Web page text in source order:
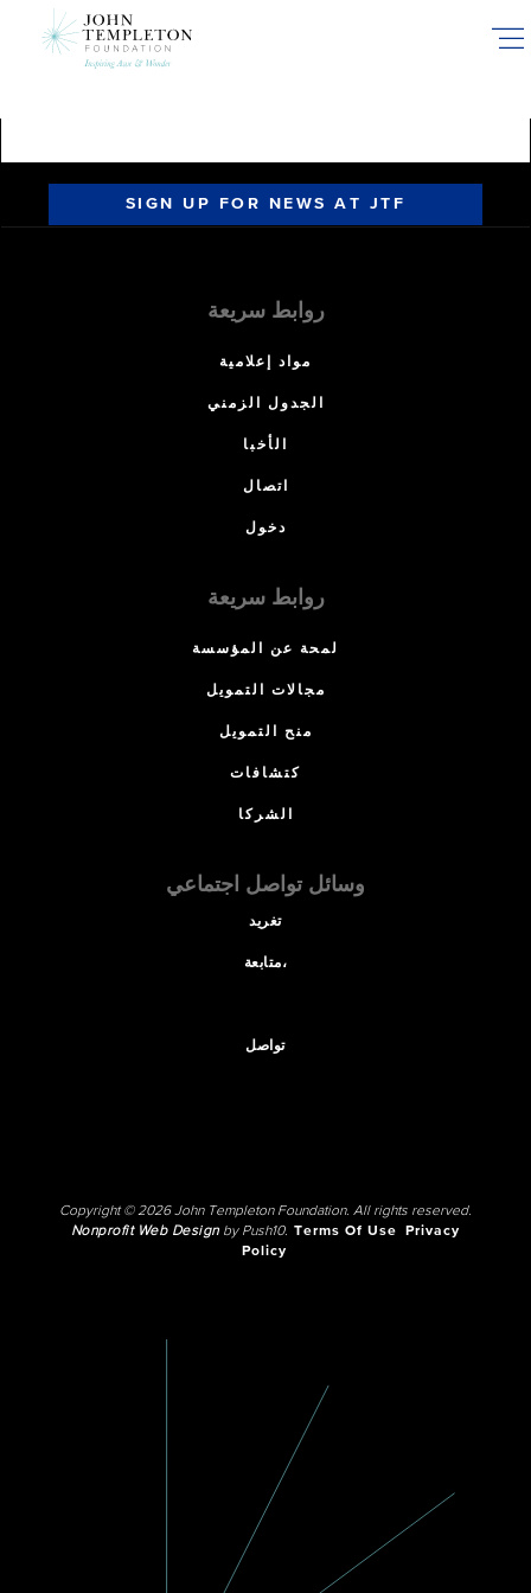
SIGN UP FOR NEWS AT JTF
روابط سريعة
مواد إعلامية
الجدول الزمني
الأخبا
اتصال
دخول
روابط سريعة
لمحة عن المؤسسة
مجالات التمويل
منح التمويل
كتشافات
الشركا
وسائل تواصل اجتماعي
تغريد
متابعة،
تواصل
Copyright © 2026 John Templeton Foundation. All rights reserved.
Nonprofit Web Designby Push10. Terms Of Use
Privacy
Policy